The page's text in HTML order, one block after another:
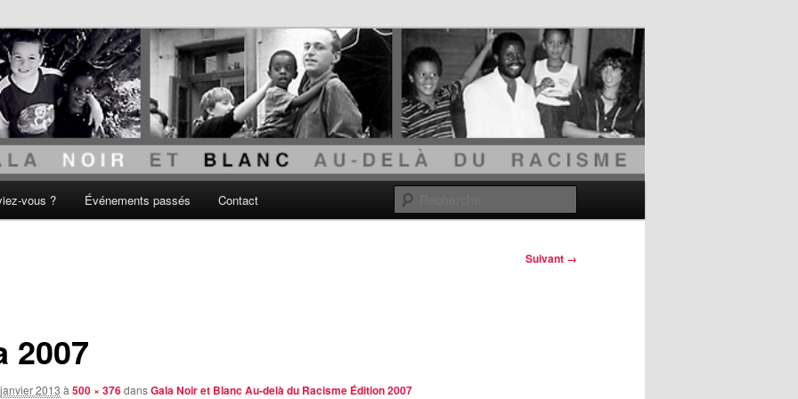
vous ? Événements passés Contact
Suivant →
2007
2013 à 500 × 376dansGala Noir et Blanc Au-delà du Racisme Édition 2007